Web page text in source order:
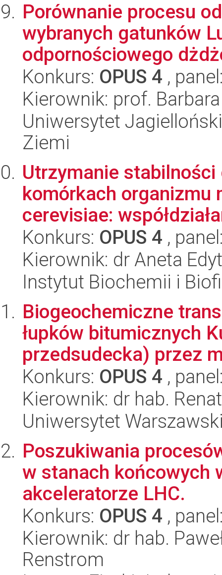
Porównanie procesu
wybranych gatunków
odpornościowego
Konkurs: OPUS 4 ,
Kierownik: prof.
Uniwersytet
Ziemi
Utrzymanie
komórkach organizmu
cerevisiae:
Konkurs: OPUS 4 ,
Kierownik: dr Aneta
Instytut Biochemii i
Biogeochemiczne
łupków bitumicznych
przedsudecka) przez
Konkurs: OPUS 4 ,
Kierownik: dr hab.
Uniwersytet
Poszukiwania
w stanach końcowych
akceleratorze LHC.
Konkurs: OPUS 4 ,
Kierownik: dr hab.
Renstrom